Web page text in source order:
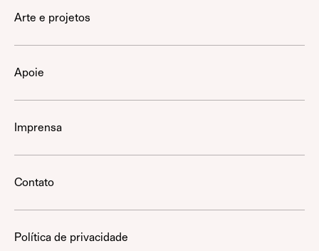
Arte e projetos
Apoie
Imprensa
Contato
Política de privacidade